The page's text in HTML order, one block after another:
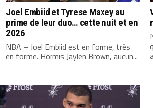
Joel Embiid et Tyrese Maxey au
prime de leur duo… cette nuit et en
2026
NBA – Joel Embiid est en forme, très
en forme. Hormis Jaylen Brown, aucun...